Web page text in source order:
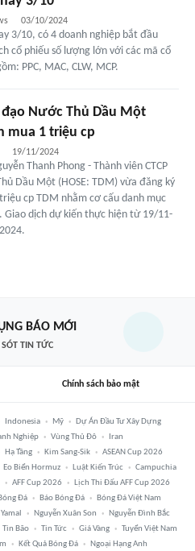
03/10/2024
3/10, có 4 doanh nghiệp bắt đầu
cổ phiếu số lượng lớn với các mã cổ
PPC, MAC, CLW, MCP.
đạo Nước Thủ Dầu Một
mua 1 triệu cp
19/11/2024
Thanh Phong - Thành viên CTCP
Dầu Một (HOSE: TDM) vừa đăng ký
cp TDM nhằm cơ cấu danh mục
Giao dịch dự kiến thực hiện từ 19/11-
BÁO MỚI
TIN TỨC
Chính sách bảo mật
Indonesia Mỹ
Dự Án Đầu Tư Xây Dựng
Nghiệp Vùng Thủ Đô
Iran
Hạ Tầng Kim Sang-Sik
ASEAN Cup 2026
Eo Biển Hormuz Luật Kiến Trúc
Campuchia
AFF Cup 2026
Lịch Thi Đấu AFF Cup 2026
Đá Báo Bóng Đá
Bóng Đá Việt Nam
Nguyễn Xuân Son
Nguyễn Đình Bắc
Tin Bão Tin Tức Giá Vàng
Tuyển Việt Nam
Kết Quả Bóng Đá Ngoại Hạng Anh